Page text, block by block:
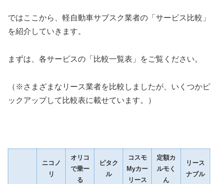
ではここから、軽自動車サブスク業者の「サービス比較」
を紹介していきます。
まずは、各サービスの「比較一覧表」をご覧ください。
（※さまざまなリース業者を比較しましたが、いくつかピ
ックアップして比較表に載せています。）
ニコノ
リ
オリコ
で乗ー
る
ピタク
ル
コスモ
Myカー
リース
定額カ
ルモく
ん
リース
ナブル